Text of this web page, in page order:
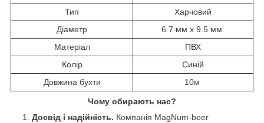
Тип
Харчовий
Діаметр
6.7 мм х 9.5 мм.
Матеріал
ПВХ
Колір
Синій
Довжина бухти
10м
Чому обирають нас?
Досвід і надійність. Компанія MagNum-beer